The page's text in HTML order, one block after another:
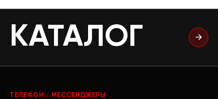
КАТАЛОГ
ТЕЛЕФОН / МЕССЕНДЖЕРЫ